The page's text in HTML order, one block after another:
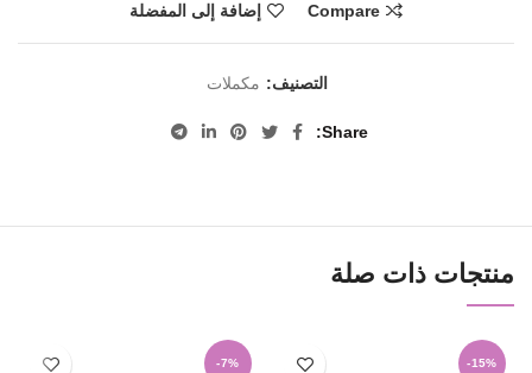
Compare إضافة إلى المفضلة
التصنيف: مكملات
Share
منتجات ذات صلة
-15%
-7%